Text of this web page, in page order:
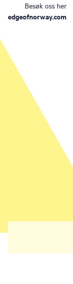
Besøk oss her
edgeofnorway.com